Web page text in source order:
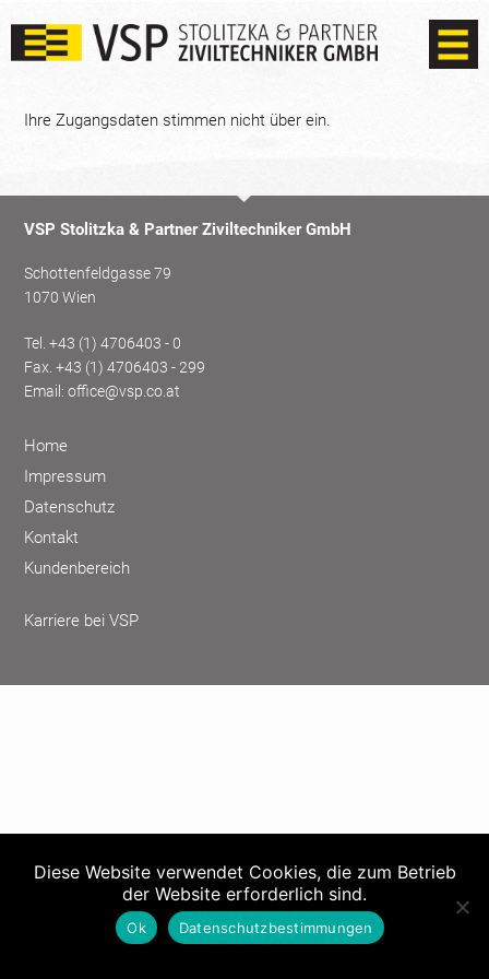
Ihre Zugangsdaten stimmen nicht über ein.
VSP Stolitzka & Partner Ziviltechniker GmbH
Schottenfeldgasse 79
1070 Wien
Tel.+43 (1) 4706403 - 0
Fax. +43 (1) 4706403 - 299
Email:office@vsp.co.at
Home
Impressum
Datenschutz
Kontakt
Kundenbereich
Karriere bei VSP
Diese Website verwendet Cookies, die zum Betrieb
der Website erforderlich sind.
Ok Datenschutzbestimmungen